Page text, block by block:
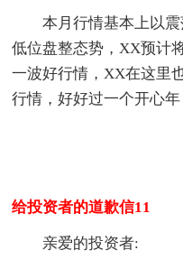
本月行情基本上以
低位盘整态势，XX预计
一波好行情，XX在这里
行情，好好过一个开心年
给投资者的道歉信11
亲爱的投资者: